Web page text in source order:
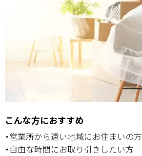
こんな方におすすめ
・営業所から遠い地域にお住まいの方
・自由な時間にお取り引きしたい方